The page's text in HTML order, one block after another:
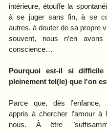
intérieure, étouffe la
à se juger sans fin, à se
autres, à douter de sa propre
souvent, nous n’en
conscience…
Pourquoi est-il si difficile
pleinement tel(le) que l'on
Parce que, dès l’enfance,
appris à chercher l’amour à
nous. À être